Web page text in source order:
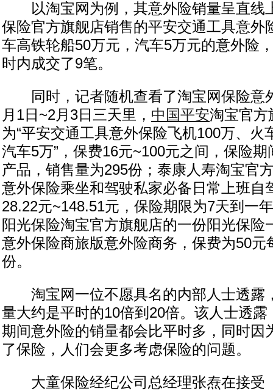
以淘宝网为例，其意外险销量呈直线
保险官方旗舰店销售的平安交通工具意外
车高铁轮船50万元，汽车5万元的意外险
时内成交了9笔。
同时，记者随机查看了淘宝网保险意
月1日~2月3日三天里， 中国平安淘宝官方
为“平安交通工具意外保险飞机100万、火
汽车5万”，保费16元~100元之间，保险
产品，销售量为295份；泰康人寿淘宝官
意外保险乘坐和驾驶私家必备日常上班自
28.22元~148.51元，保险期限为7天到一
阳光保险淘宝官方旗舰店的一份阳光保险
意外保险商旅版意外险商务，保费为50元
份。
淘宝网一位不愿具名的内部人士透露
量大约是平时的10倍到20倍。该人士透
期间意外险的销量都会比平时多，同时因
了保险，人们会更多考虑保险的问题。
大童保险经纪公司总经理张焘在接受